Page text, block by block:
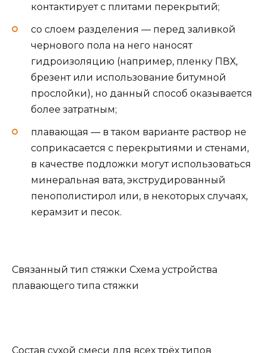
контактирует с плитами перекрытий;
со слоем разделения — перед заливкой
чернового пола на него наносят
гидроизоляцию (например, пленку ПВХ,
брезент или использование битумной
прослойки), но данный способ оказывается
более затратным;
плавающая — в таком варианте раствор не
соприкасается с перекрытиями и стенами,
в качестве подложки могут использоваться
минеральная вата, экструдированный
пенополистирол или, в некоторых случаях,
керамзит и песок.
Связанный тип стяжки Схема устройства
плавающего типа стяжки
Состав сухой смеси для всех трёх типов